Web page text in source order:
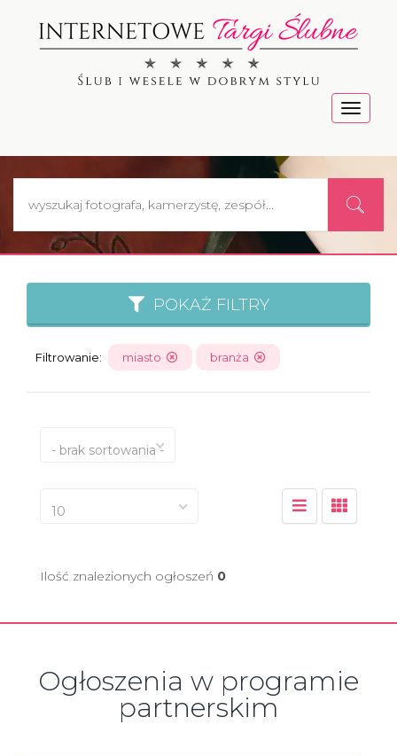
Menu
POKAŻ FILTRY
Filtrowanie: miasto branża
- brak sortowania -
10
Ilość znalezionych ogłoszeń 0
Ogłoszenia w programie
partnerskim